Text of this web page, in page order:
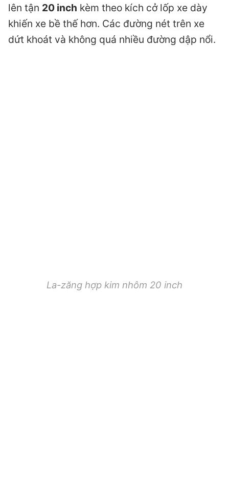
lên tận 20 inch kèm theo kích cở lốp xe dày
khiến xe bề thế hơn. Các đường nét trên xe
dứt khoát và không quá nhiều đường dập nổi.
La-zăng hợp kim nhôm 20 inch